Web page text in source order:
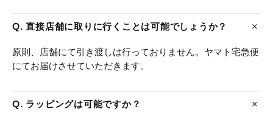
Q. 直接店舗に取りに行くことは可能でしょうか？
原則、店舗にて引き渡しは行っておりません。ヤマト宅急便
にてお届けさせていただきます。
Q. ラッピングは可能ですか？